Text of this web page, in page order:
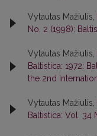
Vytautas Mažiulis,
No. 2 (1998):
Vytautas Mažiulis,
Baltistica: 1972:
the 2nd
Vytautas Mažiulis,
Baltistica: Vol. 34